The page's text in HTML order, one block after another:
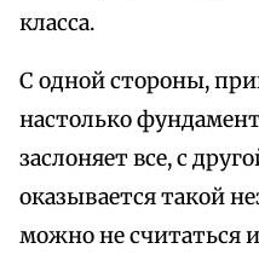
класса.
С одной стороны,
настолько
заслоняет все, с
оказывается такой
можно не считаться